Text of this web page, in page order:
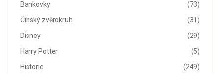
(73)
Bankovky
(31)
Čínský zvěrokruh
(29)
Disney
(5)
Harry Potter
(249)
Historie